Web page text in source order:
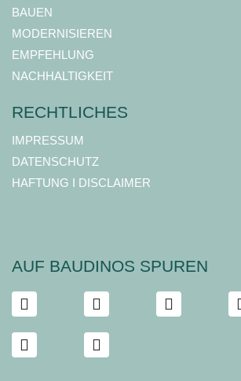
BAUEN
MODERNISIEREN
EMPFEHLUNG
NACHHALTIGKEIT
RECHTLICHES
IMPRESSUM
DATENSCHUTZ
HAFTUNG I DISCLAIMER
AUF BAUDINOS SPUREN